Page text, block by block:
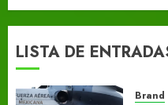
LISTA DE
Brand